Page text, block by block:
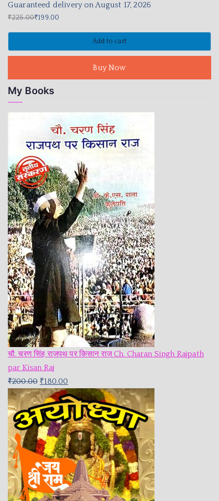
Guaranteed delivery on August 17, 2026
₹225.00₹199.00
Add to cart
Buy Now
My Books
चौ. चरण सिंह राजपथ पर किसान राज Ch. Charan Singh Rajpath
par Kisan Raj
₹200.00 ₹180.00